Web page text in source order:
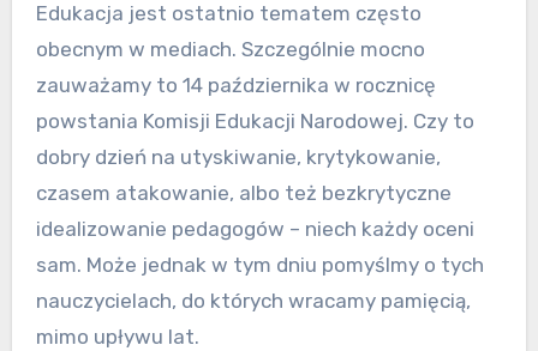
Edukacja jest ostatnio tematem często
obecnym w mediach. Szczególnie mocno
zauważamy to 14 października w rocznicę
powstania Komisji Edukacji Narodowej. Czy to
dobry dzień na utyskiwanie, krytykowanie,
czasem atakowanie, albo też bezkrytyczne
idealizowanie pedagogów – niech każdy oceni
sam. Może jednak w tym dniu pomyślmy o tych
nauczycielach, do których wracamy pamięcią,
mimo upływu lat.